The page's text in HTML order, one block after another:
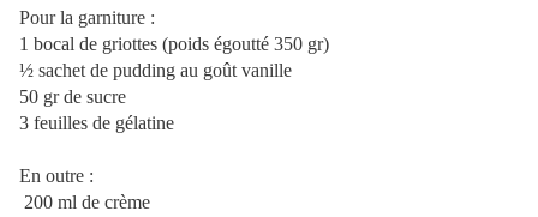
Pour la garniture :
1 bocal de griottes (poids égoutté 350 gr)
½ sachet de pudding au goût vanille
50 gr de sucre
3 feuilles de gélatine
En outre :
200 ml de crème